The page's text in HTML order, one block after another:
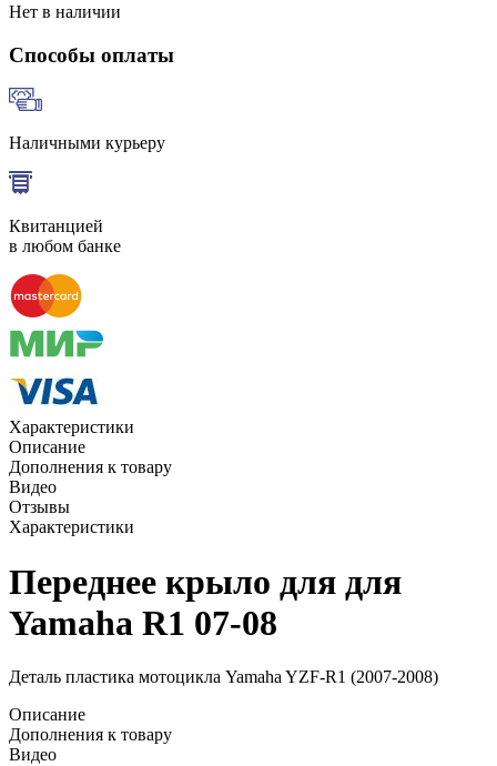
Нет в наличии
Способы оплаты
Наличными курьеру
Квитанцией
в любом банке
Характеристики
Описание
Дополнения к товару
Видео
Отзывы
Характеристики
Переднее крыло для для
Yamaha R1 07-08
Деталь пластика мотоцикла Yamaha YZF-R1 (2007-2008)
Описание
Дополнения к товару
Видео